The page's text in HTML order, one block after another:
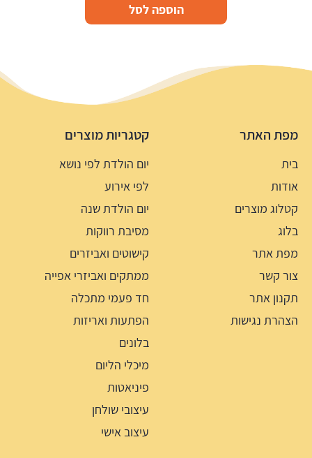
הוספה לסל
מפת האתר
בית
אודות
קטלוג מוצרים
בלוג
מפת אתר
צור קשר
תקנון אתר
הצהרת נגישות
קטגריות מוצרים
יום הולדת לפי נושא
לפי אירוע
יום הולדת שנה
מסיבת רווקות
קישוטים ואביזרים
ממתקים ואביזרי אפייה
חד פעמי מתכלה
הפתעות ואריזות
בלונים
מיכלי הליום
פיניאטות
עיצובי שולחן
עיצוב אישי